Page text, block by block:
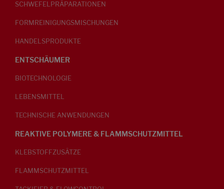
SCHWEFELPRÄPARATIONEN
FORMREINIGUNGSMISCHUNGEN
HANDELSPRODUKTE
ENTSCHÄUMER
BIOTECHNOLOGIE
LEBENSMITTEL
TECHNISCHE ANWENDUNGEN
REAKTIVE POLYMERE & FLAMMSCHUTZMITTEL
KLEBSTOFFZUSÄTZE
FLAMMSCHUTZMITTEL